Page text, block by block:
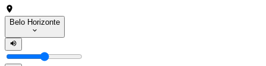
Belo Horizonte